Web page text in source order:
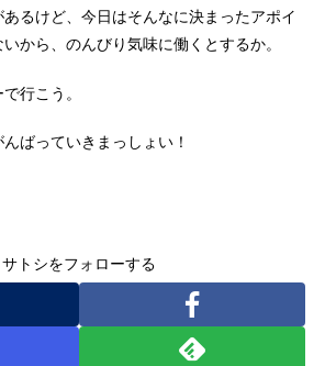
るけど、今日はそんなに決まったアポイ
から、のんびり気味に働くとするか。
行こう。
ばっていきまっしょい！
サトシをフォローする